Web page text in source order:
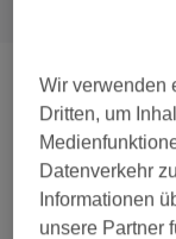
Damen - Schnitt
Pflege (3)
Wir verwenden
Dritten, um
Datenverkehr
Informationen
unsere Partner